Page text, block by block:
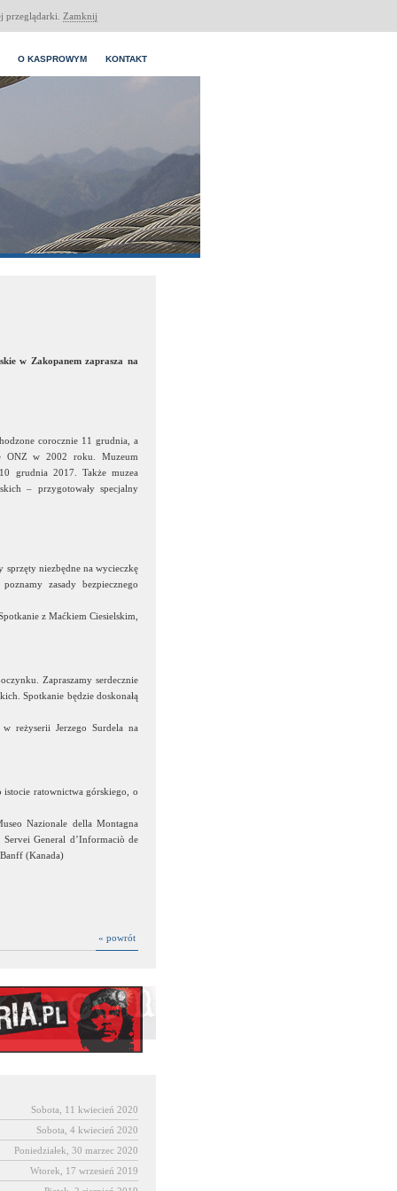
przeglądarki. Zamknij
O KASPROWYM KONTAKT
w Zakopanem zaprasza na
corocznie 11 grudnia, a
ONZ w 2002 roku. Muzeum
grudnia 2017. Także muzea
– przygotowały specjalny
sprzęty niezbędne na wycieczkę
zasady bezpiecznego
z Maćkiem Ciesielskim,
Zapraszamy serdecznie
Spotkanie będzie doskonałą
reżyserii Jerzego Surdela na
istocie ratownictwa górskiego, o
Nazionale della Montagna
General d’Informaciò de
(Kanada)
« powrót
Sobota, 11 kwiecień 2020
Sobota, 4 kwiecień 2020
Poniedziałek, 30 marzec 2020
Wtorek, 17 wrzesień 2019